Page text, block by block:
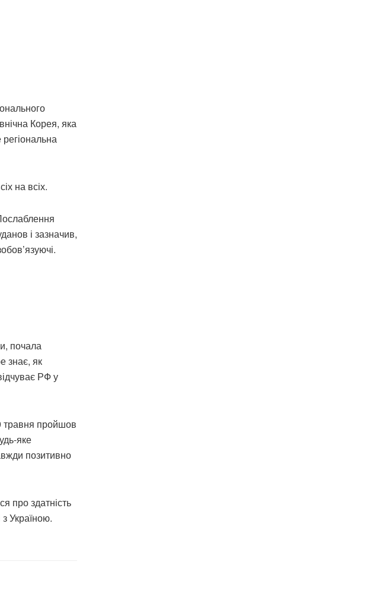
Корея, яка
на всіх.
і зазначив,
почала
знає, як
РФ у
травня пройшов
яке
позитивно
про здатність
Україною.